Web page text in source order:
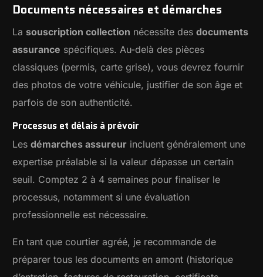
Documents nécessaires et démarches
La souscription collection nécessite desdocuments
assurance spécifiques. Au-delà des pièces
classiques (permis, carte grise), vous devrez fournir
des photos de votre véhicule, justifier de son âge et
parfois de son authenticité.
Processus et délais à prévoir
Lesdémarches assureur incluent généralement une
expertise préalable si la valeur dépasse un certain
seuil. Comptez 2 à 4 semaines pour finaliser le
processus, notamment si une évaluation
professionnelle est nécessaire.
En tant que courtier agréé, je recommande de
préparer tous les documents en amont (historique